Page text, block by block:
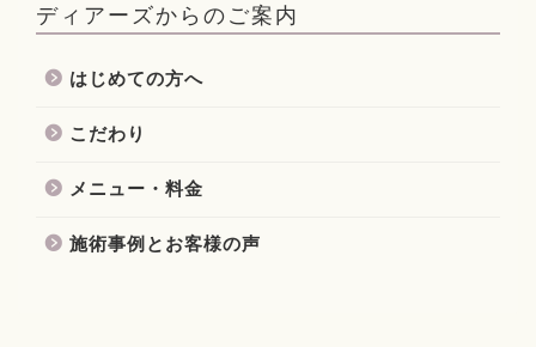
ディアーズからのご案内
はじめての方へ
こだわり
メニュー・料金
施術事例とお客様の声